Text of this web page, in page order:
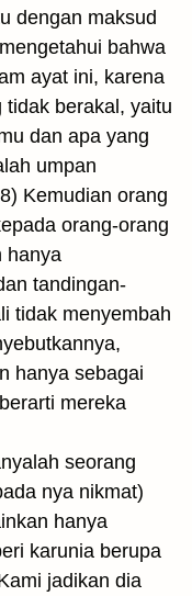
dengan maksud
bahwa
ayat ini, karena
berakal, yaitu
dan apa yang
umpan
Kemudian orang
orang-orang
hanya
tandingan-
tidak menyembah
hanya sebagai
mereka
seorang
nya nikmat)
hanya
karunia berupa
jadikan dia